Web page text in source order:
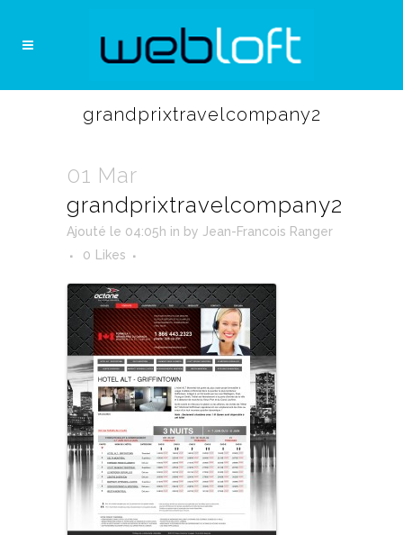
grandprixtravelcompany2
01 Mar
grandprixtravelcompany2
Ajouté le 04:05h in by Jean-Francois Ranger
0
Likes